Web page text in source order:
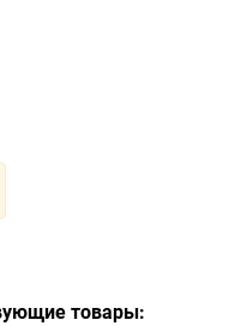
товары: